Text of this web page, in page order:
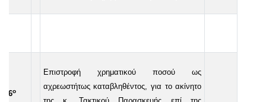
36ο
Επιστροφή χρηματικού ποσού ως
αχρεωστήτως καταβληθέντος, για το ακίνητο